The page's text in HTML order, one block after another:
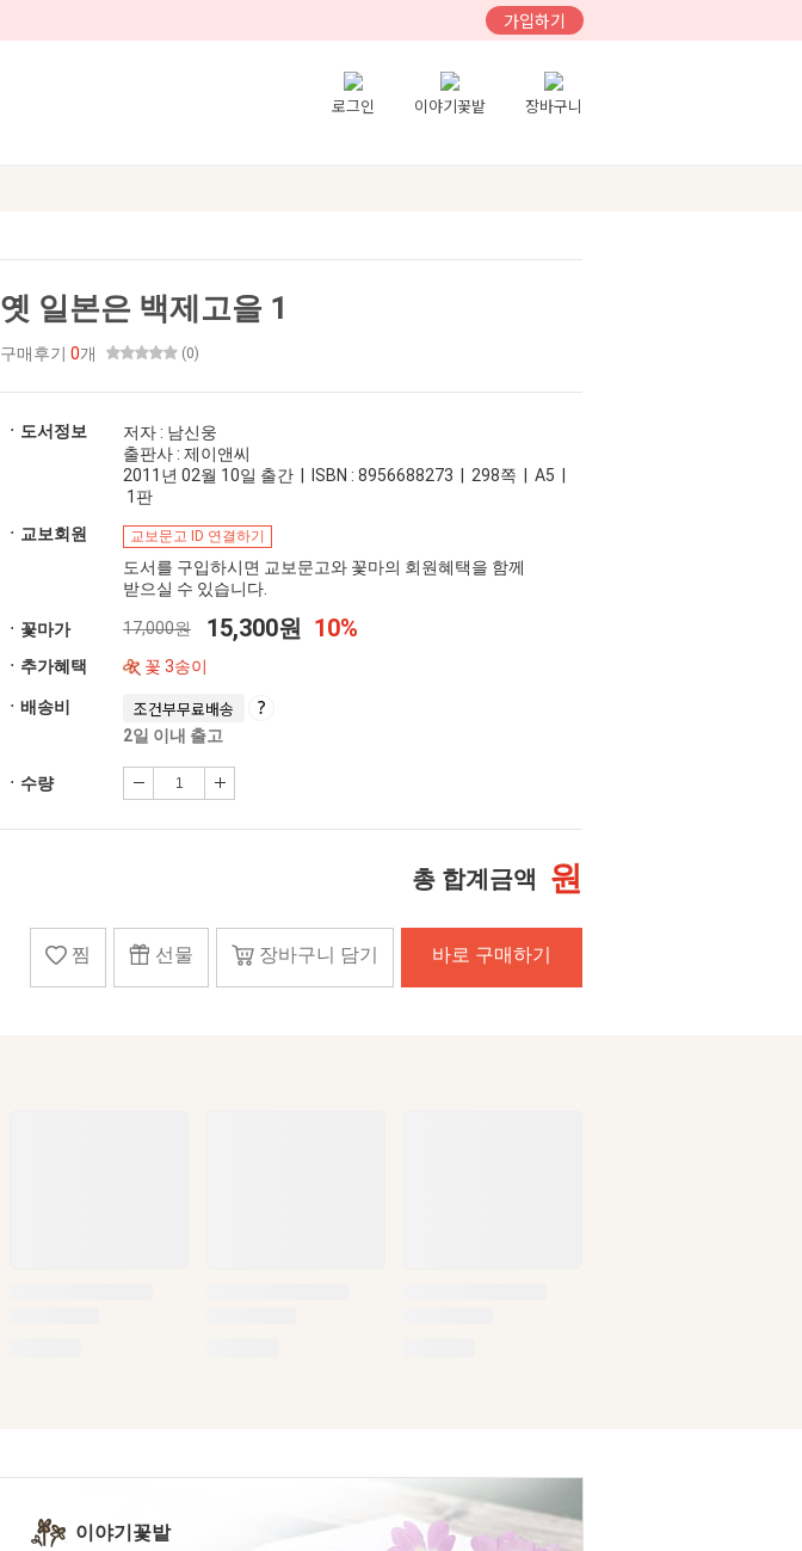
가입하기
로그인 이야기꽃밭 장바구니
옛 일본은 백제고을 1
구매후기 0개 (0)
ㆍ도서정보
저자 : 남신웅
출판사 : 제이앤씨
2011년 02월 10일 출간 | ISBN : 8956688273 | 298쪽 | A5 |
1판
ㆍ교보회원
교보문고 ID 연결하기
도서를 구입하시면 교보문고와 꽃마의 회원혜택을 함께
받으실 수 있습니다.
ㆍ꽃마가 17,000원 15,300원 10%
ㆍ추가혜택 꽃 3송이
ㆍ배송비 조건부무료배송
2일 이내 출고
ㆍ수량
총 합계금액 원
찜 선물 장바구니 담기 바로 구매하기
이야기꽃밭